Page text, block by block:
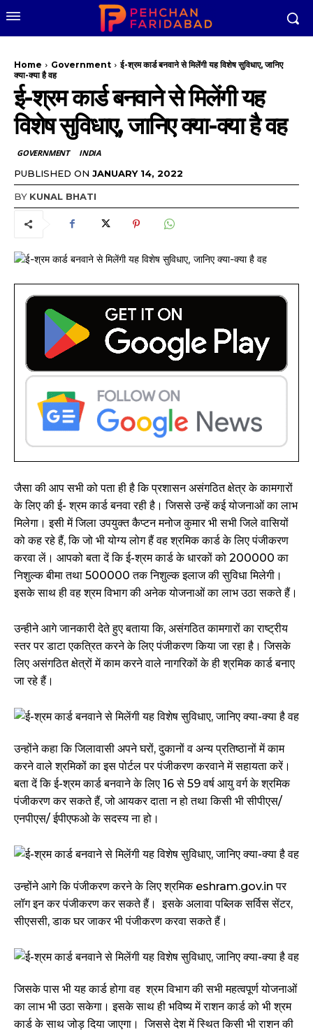
Home Government
ई-श्रम कार्ड बनवाने से मिलेंगी यह विशेष सुविधाए, जानिए
क्या-क्या है वह
ई-श्रम कार्ड बनवाने से मिलेंगी यह
विशेष सुविधाए, जानिए क्या-क्या है वह
GOVERNMENT INDIA
PUBLISHED ON JANUARY 14, 2022
BY KUNAL BHATI
जैसा की आप सभी को पता ही है कि प्रशासन असंगठित क्षेत्र के कामगारों
के लिए की ई- श्रम कार्ड बनवा रही है। जिससे उन्हें कई योजनाओं का लाभ
मिलेगा। इसी में जिला उपयुक्त कैप्टन मनोज कुमार भी सभी जिले वासियों
को कह रहे हैं, कि जो भी योग्य लोग हैं वह श्रमिक कार्ड के लिए पंजीकरण
करवा लें। आपको बता दें कि ई-श्रम कार्ड के धारकों को ₹200000 का
निशुल्क बीमा तथा ₹500000 तक निशुल्क इलाज की सुविधा मिलेगी।
इसके साथ ही वह श्रम विभाग की अनेक योजनाओं का लाभ उठा सकते हैं।
उन्हीने आगे जानकारी देते हुए बताया कि, असंगठित कामगारों का राष्ट्रीय
स्तर पर डाटा एकत्रित करने के लिए पंजीकरण किया जा रहा है। जिसके
लिए असंगठित क्षेत्रों में काम करने वाले नागरिकों के ही श्रमिक कार्ड बनाए
जा रहे हैं।
उन्होंने कहा कि जिलावासी अपने घरों, दुकानों व अन्य प्रतिष्ठानों में काम
करने वाले श्रमिकों का इस पोर्टल पर पंजीकरण करवाने में सहायता करें।
बता दें कि ई-श्रम कार्ड बनवाने के लिए 16 से 59 वर्ष आयु वर्ग के श्रमिक
पंजीकरण कर सकते हैं, जो आयकर दाता न हो तथा किसी भी सीपीएस/
एनपीएस/ ईपीएफओ के सदस्य ना हो।
उन्होंने आगे कि पंजीकरण करने के लिए श्रमिक eshram.gov.in पर
लॉग इन कर पंजीकरण कर सकते हैं। इसके अलावा पब्लिक सर्विस सेंटर,
सीएससी, डाक घर जाकर भी पंजीकरण करवा सकते हैं।
जिसके पास भी यह कार्ड होगा वह श्रम विभाग की सभी महत्वपूर्ण योजनाओं
का लाभ भी उठा सकेगा। इसके साथ ही भविष्य में राशन कार्ड को भी श्रम
कार्ड के साथ जोड़ दिया जाएगा। जिससे देश में स्थित किसी भी राशन की